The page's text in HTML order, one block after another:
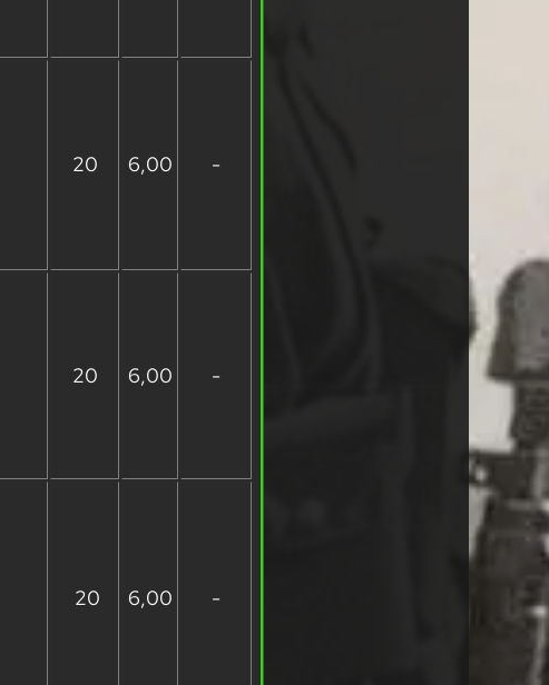
20 6,00 -
20 6,00 -
20 6,00 -